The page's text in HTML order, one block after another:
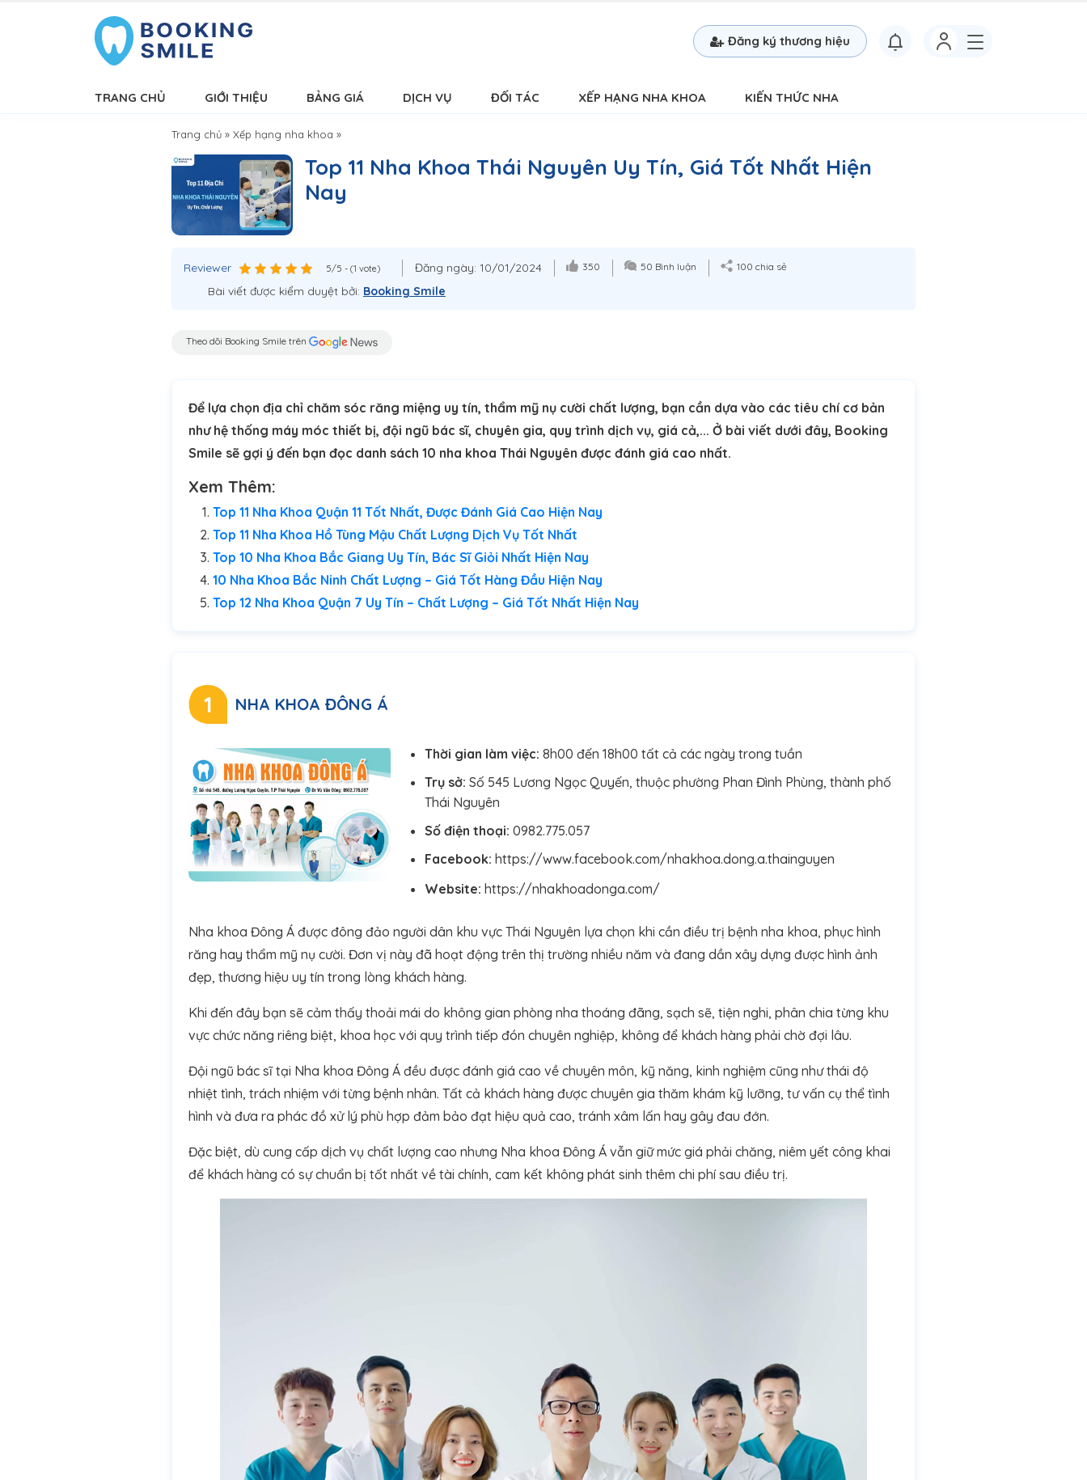
Đăng ký thương hiệu
TRANG CHỦ GIỚI THIỆU BẢNG GIÁ DỊCH VỤ ĐỐI TÁC XẾP HẠNG NHA KHOA KIẾN THỨC NHA
Trang chủ » Xếp hạng nha khoa »
Top 11 Nha Khoa Thái Nguyên Uy Tín, Giá Tốt Nhất Hiện
Nay
Reviewer 5/5 - (1 vote) Đăng ngày: 10/01/2024 350 50 Bình luận 100 chia sẻ
Bài viết được kiểm duyệt bởi: Booking Smile
Theo dõi Booking Smile trên
Để lựa chọn địa chỉ chăm sóc răng miệng uy tín, thẩm mỹ nụ cười chất lượng, bạn cần dựa vào các tiêu chí cơ bản
như hệ thống máy móc thiết bị, đội ngũ bác sĩ, chuyên gia, quy trình dịch vụ, giá cả,... Ở bài viết dưới đây, Booking
Smile sẽ gợi ý đến bạn đọc danh sách 10 nha khoa Thái Nguyên được đánh giá cao nhất.
Xem Thêm:
Top 11 Nha Khoa Quận 11 Tốt Nhất, Được Đánh Giá Cao Hiện Nay
Top 11 Nha Khoa Hồ Tùng Mậu Chất Lượng Dịch Vụ Tốt Nhất
Top 10 Nha Khoa Bắc Giang Uy Tín, Bác Sĩ Giỏi Nhất Hiện Nay
10 Nha Khoa Bắc Ninh Chất Lượng – Giá Tốt Hàng Đầu Hiện Nay
Top 12 Nha Khoa Quận 7 Uy Tín – Chất Lượng – Giá Tốt Nhất Hiện Nay
1 NHA KHOA ĐÔNG Á
Thời gian làm việc: 8h00 đến 18h00 tất cả các ngày trong tuần
Trụ sở: Số 545 Lương Ngọc Quyến, thuộc phường Phan Đình Phùng, thành phố
Thái Nguyên
Số điện thoại: 0982.775.057
Facebook: https://www.facebook.com/nhakhoa.dong.a.thainguyen
Website: https://nhakhoadonga.com/
Nha khoa Đông Á được đông đảo người dân khu vực Thái Nguyên lựa chọn khi cần điều trị bệnh nha khoa, phục hình
răng hay thẩm mỹ nụ cười. Đơn vị này đã hoạt động trên thị trường nhiều năm và đang dần xây dựng được hình ảnh
đẹp, thương hiệu uy tín trong lòng khách hàng.
Khi đến đây bạn sẽ cảm thấy thoải mái do không gian phòng nha thoáng đãng, sạch sẽ, tiện nghi, phân chia từng khu
vực chức năng riêng biệt, khoa học với quy trình tiếp đón chuyên nghiệp, không để khách hàng phải chờ đợi lâu.
Đội ngũ bác sĩ tại Nha khoa Đông Á đều được đánh giá cao về chuyên môn, kỹ năng, kinh nghiệm cũng như thái độ
nhiệt tình, trách nhiệm với từng bệnh nhân. Tất cả khách hàng được chuyên gia thăm khám kỹ lưỡng, tư vấn cụ thể tình
hình và đưa ra phác đồ xử lý phù hợp đảm bảo đạt hiệu quả cao, tránh xâm lấn hay gây đau đớn.
Đặc biệt, dù cung cấp dịch vụ chất lượng cao nhưng Nha khoa Đông Á vẫn giữ mức giá phải chăng, niêm yết công khai
để khách hàng có sự chuẩn bị tốt nhất về tài chính, cam kết không phát sinh thêm chi phí sau điều trị.